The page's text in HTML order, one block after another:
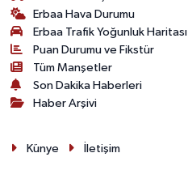
Erbaa Hava Durumu
Erbaa Trafik Yoğunluk Haritası
Puan Durumu ve Fikstür
Tüm Manşetler
Son Dakika Haberleri
Haber Arşivi
Künye İletişim